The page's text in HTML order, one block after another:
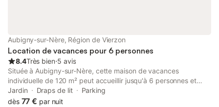
Aubigny-sur-Nère, Région de Vierzon
Location de vacances pour 6 personnes
8.4Très bien⋅5 avis
Située à Aubigny-sur-Nère, cette maison de vacances
individuelle de 120 m² peut accueillir jusqu'à 6 personnes et
constitue un point de départ pour explorer les régions du Berry,
de la Sologne et du Sancerre. La propriété est située à 7,5 km
Jardin Draps de lit
Parking
dès 77 € par nuit